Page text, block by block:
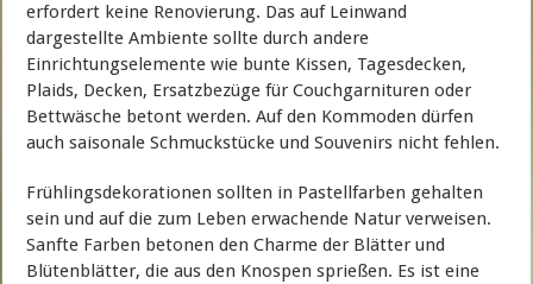
erfordert keine Renovierung. Das auf Leinwand
dargestellte Ambiente sollte durch andere
Einrichtungselemente wie bunte Kissen, Tagesdecken,
Plaids, Decken, Ersatzbezüge für Couchgarnituren oder
Bettwäsche betont werden. Auf den Kommoden dürfen
auch saisonale Schmuckstücke und Souvenirs nicht fehlen.
Frühlingsdekorationen sollten in Pastellfarben gehalten
sein und auf die zum Leben erwachende Natur verweisen.
Sanfte Farben betonen den Charme der Blätter und
Blütenblätter, die aus den Knospen sprießen. Es ist eine